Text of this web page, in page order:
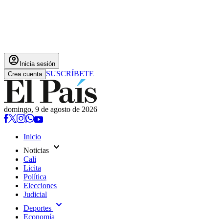
account_circle Inicia sesión
Crea cuenta SUSCRÍBETE
domingo, 9 de agosto de 2026
Inicio
Noticias expand_more
Cali
Licita
Política
Elecciones
Judicial
Deportes expand_more
Economía